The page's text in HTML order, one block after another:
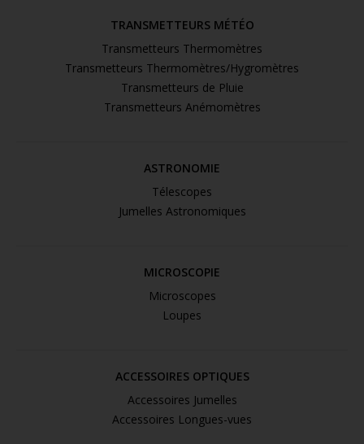
TRANSMETTEURS MÉTÉO
Transmetteurs Thermomètres
Transmetteurs Thermomètres/Hygromètres
Transmetteurs de Pluie
Transmetteurs Anémomètres
ASTRONOMIE
Télescopes
Jumelles Astronomiques
MICROSCOPIE
Microscopes
Loupes
ACCESSOIRES OPTIQUES
Accessoires Jumelles
Accessoires Longues-vues